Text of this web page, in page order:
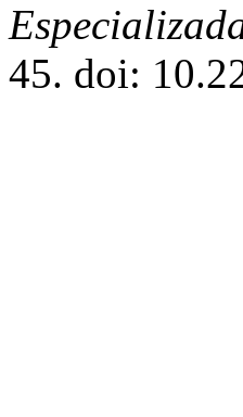
45. doi: